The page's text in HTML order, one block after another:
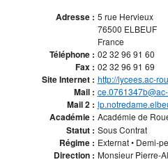
Adresse : 5 rue Hervieux
76500 ELBEUF
France
Téléphone : 02 32 96 91 60
Fax : 02 32 96 91 69
Site Internet : http://lycees.ac-
Mail :
Mail 2 :
Académie : Académie de
Statut : Sous Contrat
Régime : Externat • Demi-
Direction : Monsieur Pierre-